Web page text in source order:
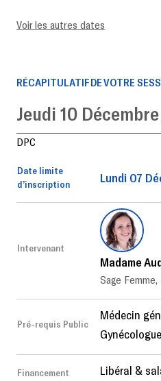
Voir les autres dates
RÉCAPITULATIF DE VOTRE
Jeudi 10
DPC
Date limite
d’inscription
Lundi 07
Intervenant
Madame
Sage
Pré-requis Public
Médecin
Gynécologue
Financement
Libéral &